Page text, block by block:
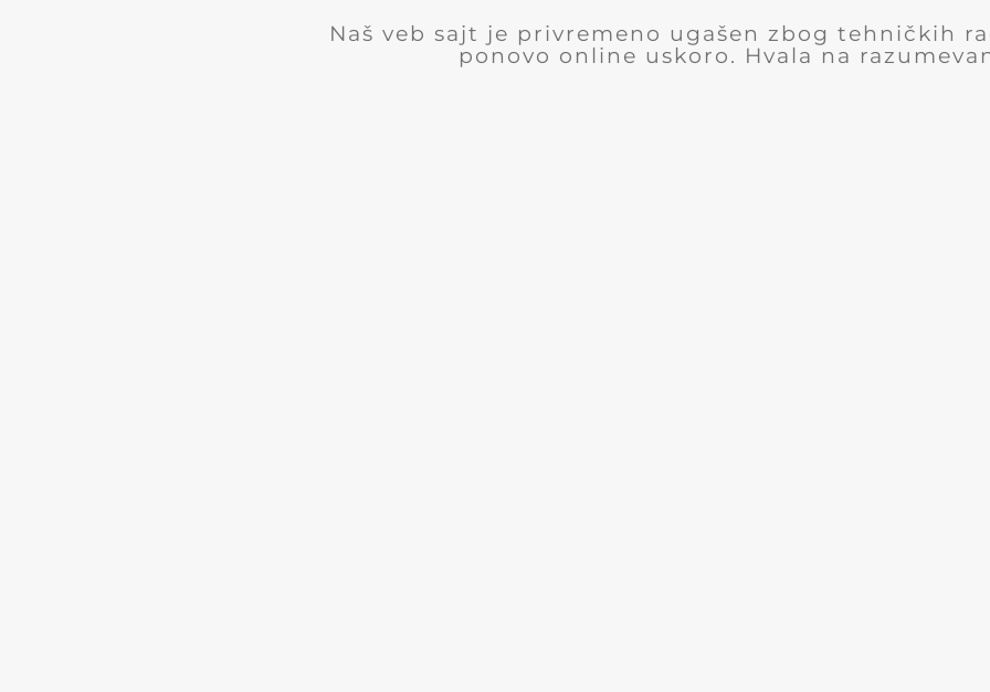
Naš veb sajt je privremeno ugašen zbog tehničkih
ponovo online uskoro. Hvala na